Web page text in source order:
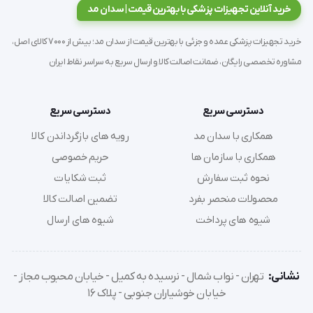
بیماری که هوشیاری نداشته باشد
بیماری که به دلیل کهولت سن قادر به جا به جایی نباشد
ویژگی های پتوی حمل بیمار
خرید آنلاین تجهیزات پزشکی با بهترین قیمت | سدان مد
خرید تجهیزات پزشکی عمده و جزئی با بهترین قیمت از سدان مد؛ بیش از 7000 کالای اصل،
مشاوره تخصصی رایگان، ضمانت اصالت کالا و ارسال سریع به سراسر نقاط ایران
دسترسی سریع
همکاری با سدان مد
همکاری با سازمان ها
نحوه ثبت سفارش
محصولات منحصر بفرد
شیوه های پرداخت
دسترسی سریع
رویه های بازگرداندن کالا
حریم خصوصی
ثبت شکایات
تضمین اصالت کالا
شیوه های ارسال
نشانی: تهران - نواب شمال - نرسیده به کمیل - خیابان محبوب مجاز -
خیابان خوشیاران جنوبی - پلاک 16